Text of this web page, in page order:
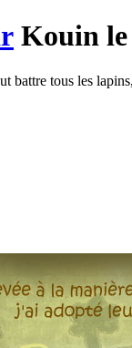
Kouin
battre tous les